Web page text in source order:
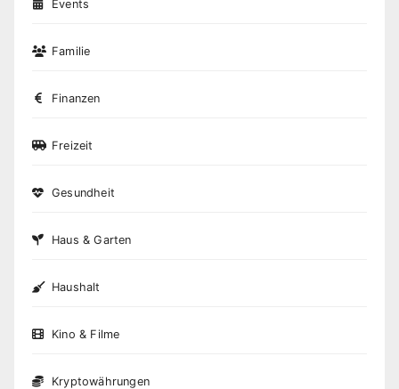
Events
Familie
Finanzen
Freizeit
Gesundheit
Haus & Garten
Haushalt
Kino & Filme
Kryptowährungen